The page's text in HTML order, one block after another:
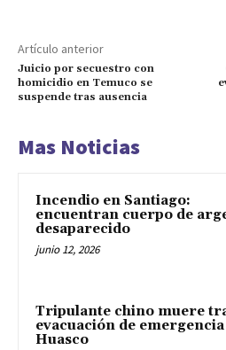
Artículo anterior
Juicio por secuestro con
homicidio en Temuco se
suspende tras ausencia
Mas Noticias
Incendio en Santiago:
encuentran cuerpo de
desaparecido
junio 12, 2026
Tripulante chino muere
evacuación de
Huasco